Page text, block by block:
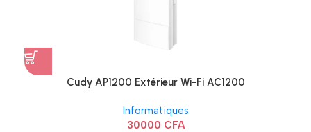
Cudy AP1200 Extérieur Wi-Fi AC1200
Informatiques
30000 CFA